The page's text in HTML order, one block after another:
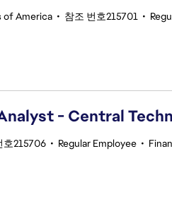
of America • 참조 번호215701 •
- Central
호215706 • Regular Employee •